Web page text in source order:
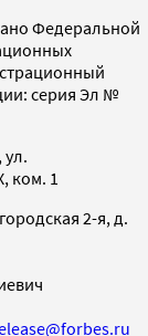
Федеральной
серия Эл №
ул.
ком. 1
2-я, д.